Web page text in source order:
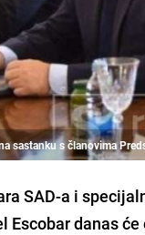
sastanku s članovima
SAD-a i
Escobardanas